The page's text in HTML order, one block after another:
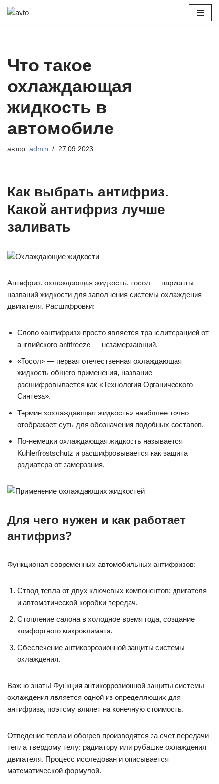
Что такое
охлаждающая
жидкость в
автомобиле
автор: admin 27.09.2023
Как выбрать антифриз.
Какой антифриз лучше
заливать
Антифриз, охлаждающая жидкость, тосол — варианты
названий жидкости для заполнения системы охлаждения
двигателя. Расшифровки:
Слово «антифриз» просто является транслитерацией от
английского antifreeze — незамерзающий.
«Тосол» — первая отечественная охлаждающая
жидкость общего применения, название
расшифровывается как «Технология Органического
Синтеза».
Термин «охлаждающая жидкость» наиболее точно
отображает суть для обозначения подобных составов.
По-немецки охлаждающая жидкость называется
Kuhlerfrostschutz и расшифровывается как защита
радиатора от замерзания.
Для чего нужен и как работает
антифриз?
Функционал современных автомобильных антифризов:
Отвод тепла от двух ключевых компонентов: двигателя
и автоматической коробки передач.
Отопление салона в холодное время года, создание
комфортного микроклимата.
Обеспечение антикоррозионной защиты системы
охлаждения.
Важно знать! Функция антикоррозионной защиты системы
охлаждения является одной из определяющих для
антифриза, поэтому влияет на конечную стоимость.
Отведение тепла и обогрев производятся за счет передачи
тепла твердому телу: радиатору или рубашке охлаждения
двигателя. Процесс исследован и описывается
математической формулой.